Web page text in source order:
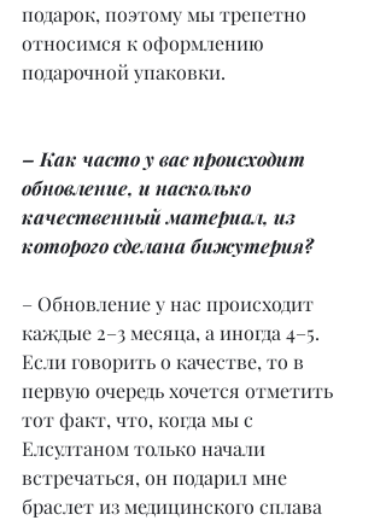
подарок, поэтому мы трепетно
относимся к оформлению
подарочной упаковки.
– Как часто у вас происходит
обновление, и насколько
качественный материал, из
которого сделана бижутерия?
– Обновление у нас происходит
каждые 2–3 месяца, а иногда 4–5.
Если говорить о качестве, то в
первую очередь хочется отметить
тот факт, что, когда мы с
Елсултаном только начали
встречаться, он подарил мне
браслет из медицинского сплава